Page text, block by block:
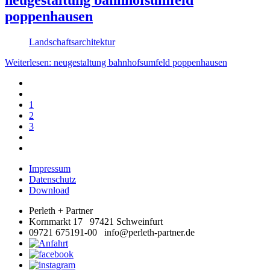
poppenhausen
Landschafts­architektur
Weiterlesen: neugestaltung bahnhofsumfeld poppenhausen
1
2
3
Impressum
Datenschutz
Download
Perleth + Partner
Kornmarkt 17 97421 Schweinfurt
09721 675191-00 info@perleth-partner.de